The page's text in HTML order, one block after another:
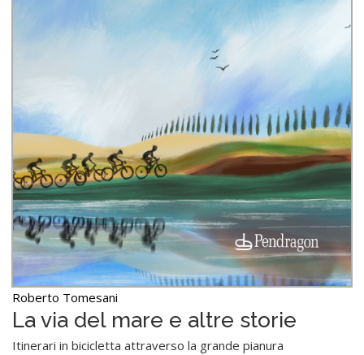
Roberto Tomesani
La via del mare e altre storie
Itinerari in bicicletta attraverso la grande pianura